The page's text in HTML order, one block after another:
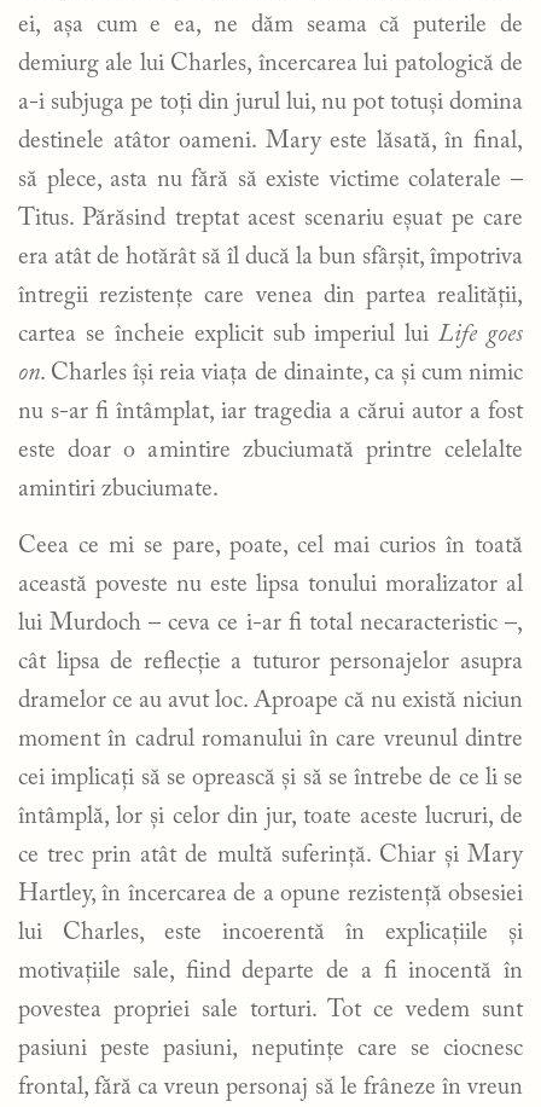
ei, așa cum e ea, ne dăm seama că puterile de
demiurg ale lui Charles, încercarea lui patologică de
a-i subjuga pe toți din jurul lui, nu pot totuși domina
destinele atâtor oameni. Mary este lăsată, în final,
să plece, asta nu fără să existe victime colaterale –
Titus. Părăsind treptat acest scenariu eșuat pe care
era atât de hotărât să îl ducă la bun sfârșit, împotriva
întregii rezistențe care venea din partea realității,
cartea se încheie explicit sub imperiul luiLife goes
on. Charles își reia viața de dinainte, ca și cum nimic
nu s-ar fi întâmplat, iar tragedia a cărui autor a fost
este doar o amintire zbuciumată printre celelalte
amintiri zbuciumate.
Ceea ce mi se pare, poate, cel mai curios în toată
această poveste nu este lipsa tonului moralizator al
lui Murdoch – ceva ce i-ar fi total necaracteristic –,
cât lipsa de reflecție a tuturor personajelor asupra
dramelor ce au avut loc. Aproape că nu există niciun
moment în cadrul romanului în care vreunul dintre
cei implicați să se oprească și să se întrebe de ce li se
întâmplă, lor și celor din jur, toate aceste lucruri, de
ce trec prin atât de multă suferință. Chiar și Mary
Hartley, în încercarea de a opune rezistență obsesiei
lui Charles, este incoerentă în explicațiile și
motivațiile sale, fiind departe de a fi inocentă în
povestea propriei sale torturi. Tot ce vedem sunt
pasiuni peste pasiuni, neputințe care se ciocnesc
frontal, fără ca vreun personaj să le frâneze în vreun